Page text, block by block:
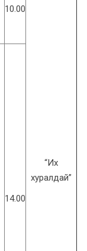
10.00
“Их
хуралдай”
14.00